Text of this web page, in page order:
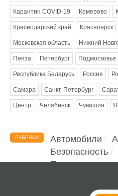
Карантин COVID-19 Кемерово
Краснодарский край Красноярск
Московская область Нижний
Пенза Петербург Подмосковье
Республика Беларусь Россия
Самара Санкт-Петербург
Центр Челябинск Чувашия
РУБРИКИ Автомобили
Безопасность
Помощь